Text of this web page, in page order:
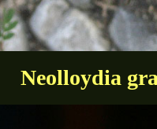
Neolloydia